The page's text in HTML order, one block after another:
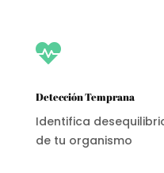

Detección Temprana
Identifica
de tu organismo